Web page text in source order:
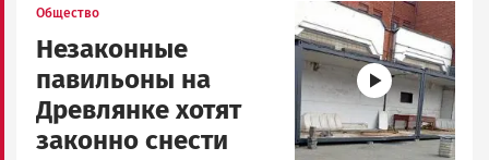
Общество
Незаконные
павильоны на
Древлянке хотят
законно снести
Image